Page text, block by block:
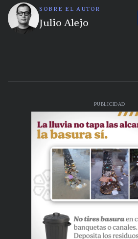
SOBRE EL AUTOR
Julio Alejo
PUBLICIDAD